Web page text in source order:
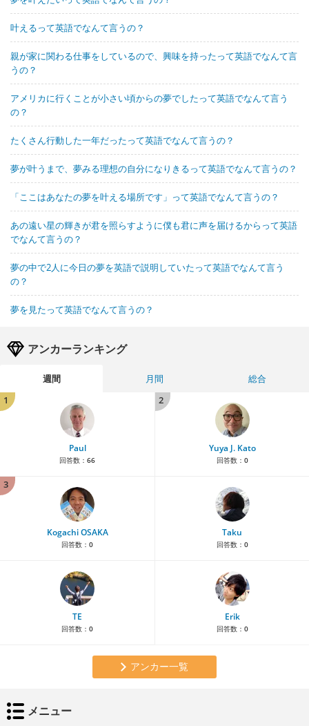
叶えるって英語でなんて言うの？
親が家に関わる仕事をしているので、興味を持ったって英語でなんて言
うの？
アメリカに行くことが小さい頃からの夢でしたって英語でなんて言う
の？
たくさん行動した一年だったって英語でなんて言うの？
夢が叶うまで、夢みる理想の自分になりきるって英語でなんて言うの？
「ここはあなたの夢を叶える場所です」って英語でなんて言うの？
あの遠い星の輝きが君を照らすように僕も君に声を届けるからって英語
でなんて言うの？
夢の中で2人に今日の夢を英語で説明していたって英語でなんて言う
の？
夢を見たって英語でなんて言うの？
アンカーランキング
週間 月間
総合
1
Paul
回答数： 66
2
Yuya J. Kato
回答数： 0
3
Kogachi OSAKA
回答数： 0
Taku
回答数： 0
TE
回答数： 0
Erik
回答数： 0
アンカー一覧
メニュー